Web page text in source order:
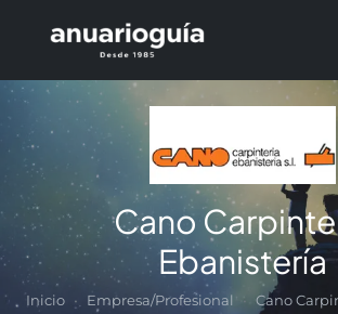
Cano
Ebanistería
Inicio Empresa/Profesional Cano